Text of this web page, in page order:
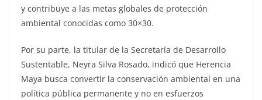
y contribuye a las metas globales de protección
ambiental conocidas como 30×30.
Por su parte, la titular de la Secretaría de Desarrollo
Sustentable, Neyra Silva Rosado, indicó que Herencia
Maya busca convertir la conservación ambiental en una
política pública permanente y no en esfuerzos